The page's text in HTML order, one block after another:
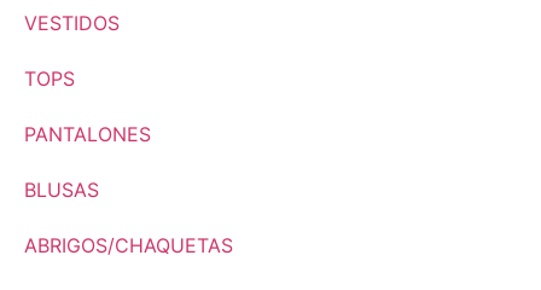
VESTIDOS
TOPS
PANTALONES
BLUSAS
ABRIGOS/CHAQUETAS